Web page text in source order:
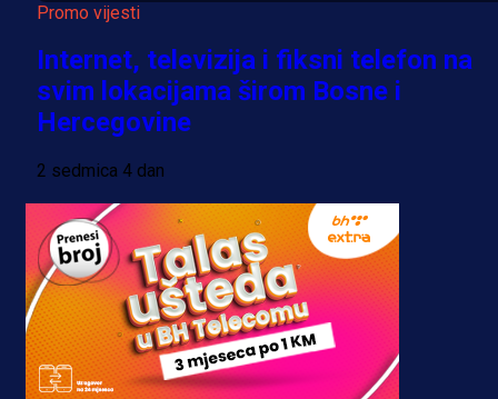
Promo vijesti
Internet, televizija i fiksni telefon na
svim lokacijama širom Bosne i
Hercegovine
2 sedmica 4 dan